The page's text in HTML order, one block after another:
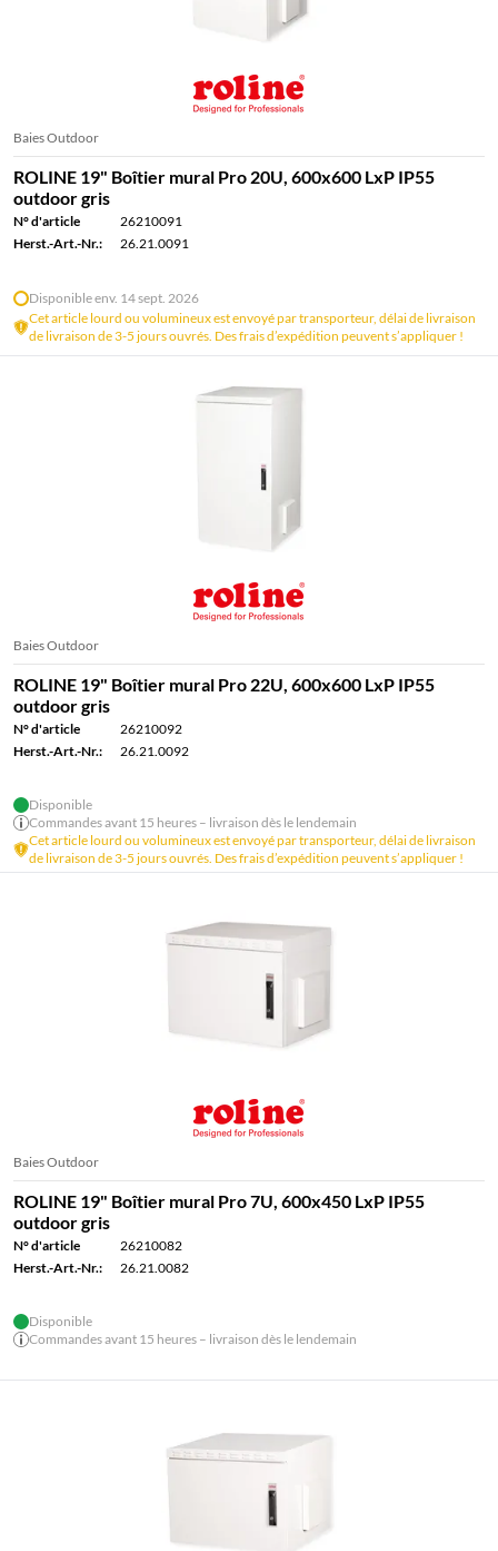
Baies Outdoor
ROLINE 19" Boîtier mural Pro 20U, 600x600 LxP IP55
outdoor gris
N° d'article
26210091
Herst.-Art.-Nr.:
26.21.0091
Disponible env. 14 sept. 2026
Cet article lourd ou volumineux est envoyé par transporteur, délai de livraison
de livraison de 3-5 jours ouvrés. Des frais d’expédition peuvent s’appliquer !
Baies Outdoor
ROLINE 19" Boîtier mural Pro 22U, 600x600 LxP IP55
outdoor gris
N° d'article
26210092
Herst.-Art.-Nr.:
26.21.0092
Disponible
Commandes avant 15 heures – livraison dès le lendemain
Cet article lourd ou volumineux est envoyé par transporteur, délai de livraison
de livraison de 3-5 jours ouvrés. Des frais d’expédition peuvent s’appliquer !
Baies Outdoor
ROLINE 19" Boîtier mural Pro 7U, 600x450 LxP IP55
outdoor gris
N° d'article
26210082
Herst.-Art.-Nr.:
26.21.0082
Disponible
Commandes avant 15 heures – livraison dès le lendemain